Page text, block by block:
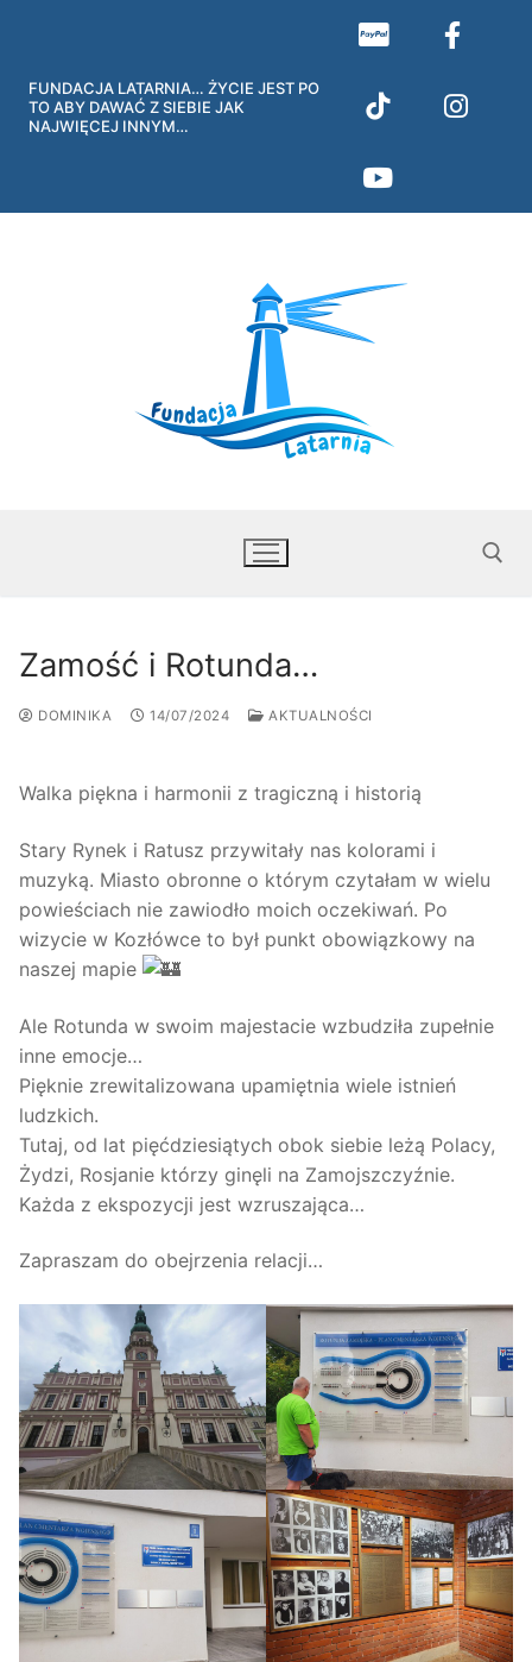
FUNDACJA LATARNIA… ŻYCIE JEST PO
TO ABY DAWAĆ Z SIEBIE JAK
NAJWIĘCEJ INNYM…
Zamość i Rotunda…
DOMINIKA 14/07/2024 AKTUALNOŚCI
Walka piękna i harmonii z tragiczną i historią
Stary Rynek i Ratusz przywitały nas kolorami i
muzyką. Miasto obronne o którym czytałam w wielu
powieściach nie zawiodło moich oczekiwań. Po
wizycie w Kozłówce to był punkt obowiązkowy na
naszej mapie
Ale Rotunda w swoim majestacie wzbudziła zupełnie
inne emocje…
Pięknie zrewitalizowana upamiętnia wiele istnień
ludzkich.
Tutaj, od lat pięćdziesiątych obok siebie leżą Polacy,
Żydzi, Rosjanie którzy ginęli na Zamojszczyźnie.
Każda z ekspozycji jest wzruszająca…
Zapraszam do obejrzenia relacji…